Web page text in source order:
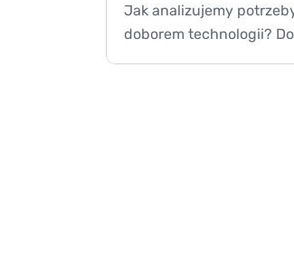
Jak analizujemy
doborem technologii?